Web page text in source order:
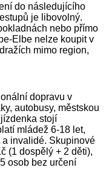
do následujícího
je libovolný.
nebo přímo
Elbe nelze koupit v
mimo region,
dopravu v
autobusy, městskou
stojí
mládež 6-18 let,
invalidé. Skupinové
(1 dospělý + 2 děti),
osob bez určení